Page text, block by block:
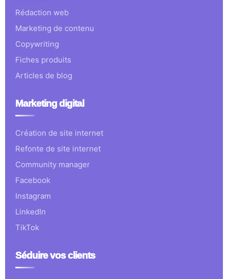
Rédaction web
Marketing de contenu
Copywriting
Fiches produits
Articles de blog
Marketing digital
Création de site internet
Refonte de site internet
Community manager
Facebook
Instagram
LinkedIn
TikTok
Séduire vos clients